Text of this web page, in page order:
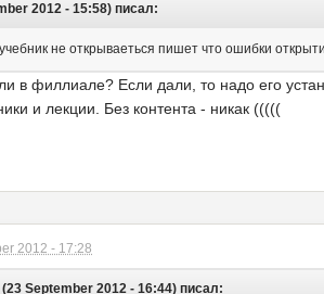
2012 - 15:58) писал:
не открываеться пишет что ошибки
в филлиале? Если дали, то надо его
и лекции. Без контента - никак (((((
2012 - 17:28
September 2012 - 16:44) писал: